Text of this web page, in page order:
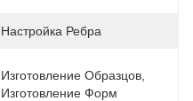
Настройка Ребра
Изготовление Образцов,
Изготовление Форм